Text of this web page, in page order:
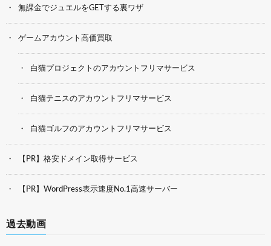
無課金でジュエルをGETする裏ワザ
ゲームアカウント高価買取
白猫プロジェクトのアカウントフリマサービス
白猫テニスのアカウントフリマサービス
白猫ゴルフのアカウントフリマサービス
【PR】格安ドメイン取得サービス
【PR】WordPress表示速度No.1高速サーバー
過去動画